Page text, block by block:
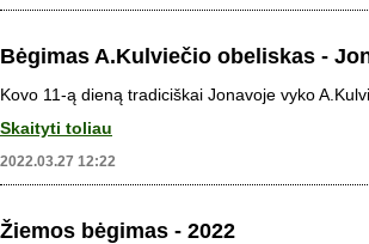
Bėgimas A.Kulviečio obeliskas -
Kovo 11-ą dieną tradiciškai Jonavoje vyko
Skaityti toliau
2022.03.27 12:22
Žiemos bėgimas - 2022